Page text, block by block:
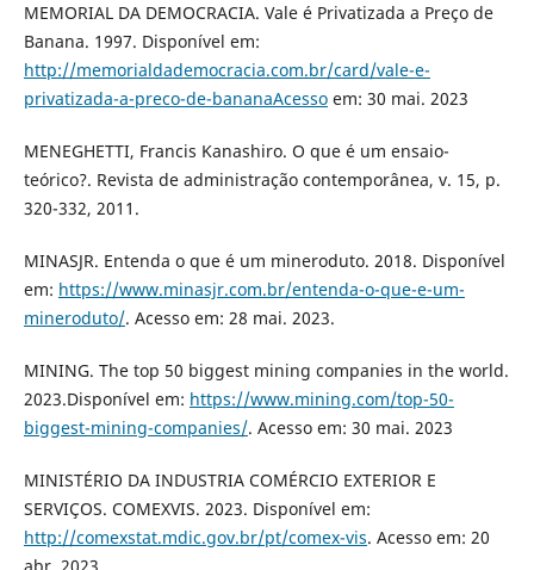
MEMORIAL DA DEMOCRACIA. Vale é Privatizada a Preço de
Banana. 1997. Disponível em:
http://memorialdademocracia.com.br/card/vale-e-
privatizada-a-preco-de-bananaAcessoem: 30 mai. 2023
MENEGHETTI, Francis Kanashiro. O que é um ensaio-
teórico?. Revista de administração contemporânea, v. 15, p.
320-332, 2011.
MINASJR. Entenda o que é um mineroduto. 2018. Disponível
em: https://www.minasjr.com.br/entenda-o-que-e-um-
mineroduto/. Acesso em: 28 mai. 2023.
MINING. The top 50 biggest mining companies in the world.
2023.Disponível em: https://www.mining.com/top-50-
biggest-mining-companies/. Acesso em: 30 mai. 2023
MINISTÉRIO DA INDUSTRIA COMÉRCIO EXTERIOR E
SERVIÇOS. COMEXVIS. 2023. Disponível em:
http://comexstat.mdic.gov.br/pt/comex-vis. Acesso em: 20